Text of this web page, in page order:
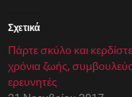
α
κ
ι
ν
ο
π
ο
α
κ
ο
ν
Σχετικά
Πάρτε σκύλο και κερδίστε
χρόνια ζωής,
ερευνητές